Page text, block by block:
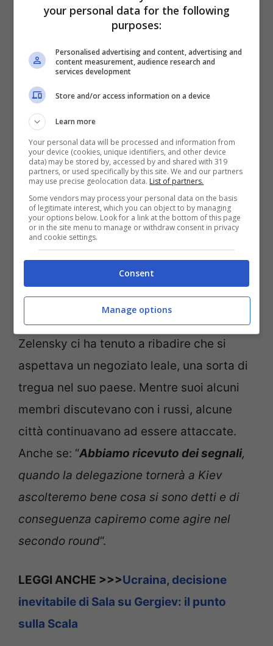
che non accetteranno mai le loro tattiche
Negoziato Ucraina-Russia,
nulla di fatto
Negoziati Ucraina-Russia (Ansa Foto)
Come riportato in precedenza dal primo
incontro è uscita una fumata nera.
Zelensky ci ha tenuto a ribadire che si
aspettava un negoziato leale, una sorta di
tregua nel suo paese. Mentre suoi alcuni
membri discutevano con i russi, alcune
città continuavano ad essere attaccate.
Anche se: “Abbiamo ricevuto dei segnali,
quando la delegazione tornerà a Kiev
ascolteremo bene cosa si sono detti e di
conseguenza capiremo come agire nel
secondo round“.
LEGGI ANCHE >>>Ucraina, decisione
inevitabile di Sala su Gergiev: il punto
sulla Scala
your personal data for the following
purposes:
Personalised advertising and content, advertising and
content measurement, audience research and
services development
Store and/or access information on a device
Learn more
Your personal data will be processed and information from
your device (cookies, unique identifiers, and other device
data) may be stored by, accessed by and shared with 319
partners, or used specifically by this site. We and our partners
may use precise geolocation data. List of partners.
Some vendors may process your personal data on the basis
of legitimate interest, which you can object to by managing
your options below. Look for a link at the bottom of this page
or in the site menu to manage or withdraw consent in privacy
and cookie settings.
Consent
Manage options